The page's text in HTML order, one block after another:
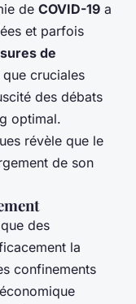
de COVID-19 a
et parfois
de
cruciales
des débats
optimal.
révèle que le
de son
des
la
confinements